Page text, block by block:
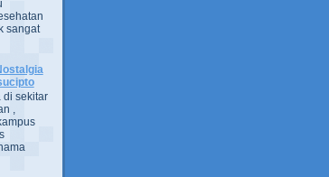
sangat
di sekitar
,